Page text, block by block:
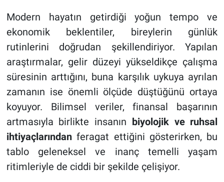
Modern hayatın getirdiği yoğun tempo ve
ekonomik beklentiler, bireylerin günlük
rutinlerini doğrudan şekillendiriyor. Yapılan
araştırmalar, gelir düzeyi yükseldikçe çalışma
süresinin arttığını, buna karşılık uykuya ayrılan
zamanın ise önemli ölçüde düştüğünü ortaya
koyuyor. Bilimsel veriler, finansal başarının
artmasıyla birlikte insanın
biyolojik ve ruhsal
ihtiyaçlarındanferagat ettiğini gösterirken, bu
tablo geleneksel ve inanç temelli yaşam
ritimleriyle de ciddi bir şekilde çelişiyor.